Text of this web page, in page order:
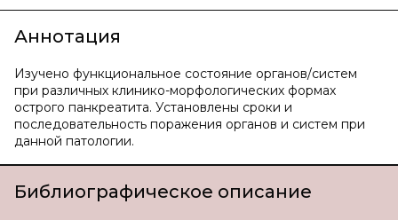
Аннотация
Изучено функциональное состояние органов/систем
при различных клинико-морфологических формах
острого панкреатита. Установлены сроки и
последовательность поражения органов и систем при
данной патологии.
Библиографическое описание